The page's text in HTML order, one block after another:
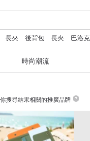
長夾 後背包 長夾 巴洛
時尚潮流
搜尋結果相關的推廣品牌